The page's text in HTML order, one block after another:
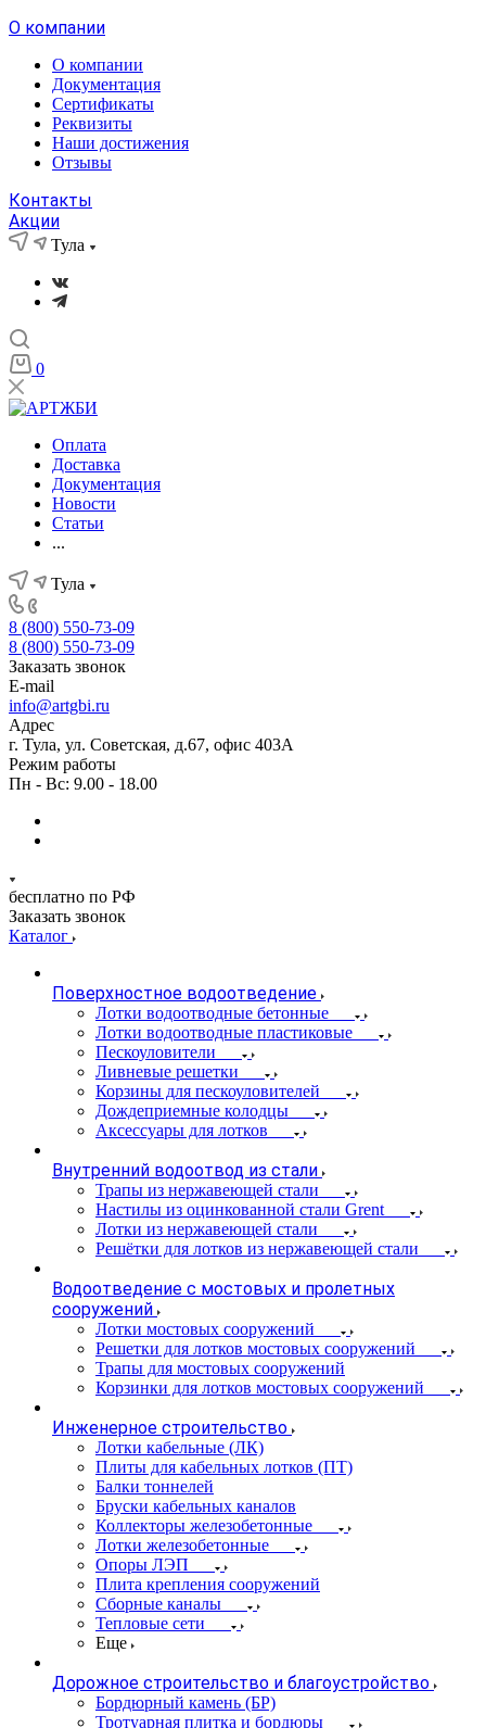
О компании
О компании
Документация
Сертификаты
Реквизиты
Наши достижения
Отзывы
Контакты
Акции
Тула
0
Оплата
Доставка
Документация
Новости
Статьи
...
Тула
8 (800) 550-73-09
8 (800) 550-73-09
Заказать звонок
E-mail
info@artgbi.ru
Адрес
г. Тула, ул. Советская, д.67, офис 403А
Режим работы
Пн - Вс: 9.00 - 18.00
бесплатно по РФ
Заказать звонок
Каталог
Поверхностное водоотведение
Лотки водоотводные бетонные
Лотки водоотводные пластиковые
Пескоуловители
Ливневые решетки
Корзины для пескоуловителей
Дождеприемные колодцы
Аксессуары для лотков
Внутренний водоотвод из стали
Трапы из нержавеющей стали
Настилы из оцинкованной стали Grent
Лотки из нержавеющей стали
Решётки для лотков из нержавеющей стали
Водоотведение с мостовых и пролетных
сооружений
Лотки мостовых сооружений
Решетки для лотков мостовых сооружений
Трапы для мостовых сооружений
Корзинки для лотков мостовых сооружений
Инженерное строительство
Лотки кабельные (ЛК)
Плиты для кабельных лотков (ПТ)
Балки тоннелей
Бруски кабельных каналов
Коллекторы железобетонные
Лотки железобетонные
Опоры ЛЭП
Плита крепления сооружений
Сборные каналы
Тепловые сети
Еще
Дорожное строительство и благоустройство
Бордюрный камень (БР)
Тротуарная плитка и бордюры